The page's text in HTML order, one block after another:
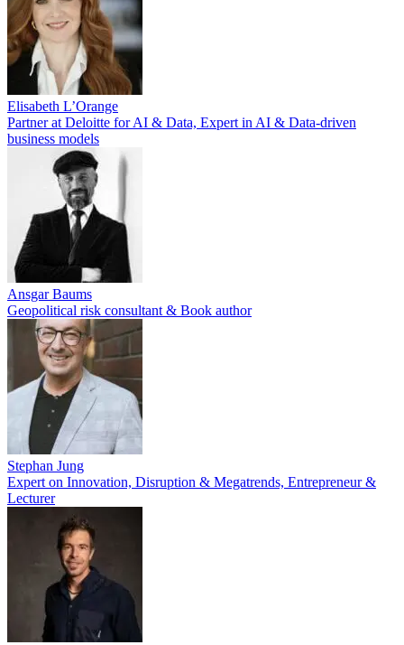
Elisabeth L’Orange
Partner at Deloitte for AI & Data, Expert in AI & Data-driven
business models
Ansgar Baums
Geopolitical risk consultant & Book author
Stephan Jung
Expert on Innovation, Disruption & Megatrends, Entrepreneur &
Lecturer